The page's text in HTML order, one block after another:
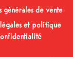
générales de vente
légales et politique